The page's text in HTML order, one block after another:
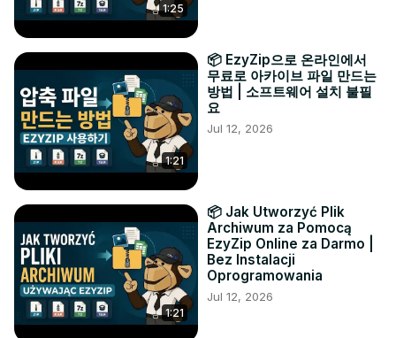
1:25
1:21
📦 EzyZip으로 온라인에서
무료로 아카이브 파일 만드는
방법 | 소프트웨어 설치 불필
요
Jul 12, 2026
1:21
📦 Jak Utworzyć Plik
Archiwum za Pomocą
EzyZip Online za Darmo |
Bez Instalacji
Oprogramowania
Jul 12, 2026